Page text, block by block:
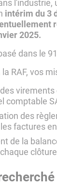
l'industrie,
intérim du 3
2025.
dans le
RAF, vos
comptable
des
factures
de la